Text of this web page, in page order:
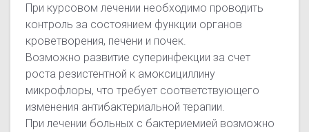
При курсовом лечении необходимо проводить
контроль за состоянием функции органов
кроветворения, печени и почек.
Возможно развитие суперинфекции за счет
роста резистентной к амоксициллину
микрофлоры, что требует соответствующего
изменения антибактериальной терапии.
При лечении больных с бактериемией возможно